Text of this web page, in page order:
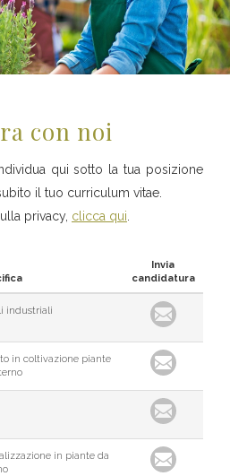
con noi
qui sotto la tua posizione
il tuo curriculum vitae.
privacy, clicca qui
Invia
candidatura
industriali
in coltivazione piante
in piante da